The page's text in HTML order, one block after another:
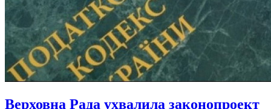
Верховна Рада ухвалила законопроект